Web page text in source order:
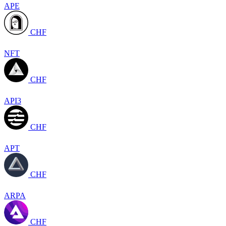
APE
CHF
NFT
CHF
API3
CHF
APT
CHF
ARPA
CHF